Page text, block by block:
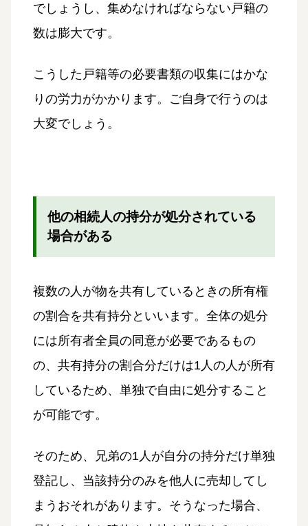
でしょうし、集めなければならない戸籍の
数は膨大です。
こうした戸籍等の必要書類の収集にはかな
りの労力がかかります。ご自身で行うのは
大変でしょう。
他の相続人の持分が処分されている
場合がある
複数の人が物を共有しているときの所有権
の割合を共有持分といいます。全体の処分
には所有者全員の同意が必要であるもの
の、共有持分の割合分だけは1人の人が所有
しているため、単独で自由に処分すること
が可能です。
そのため、兄弟の1人が自分の持分だけ単独
登記し、当該持分のみを他人に売却してし
まうおそれがあります。そうなった場合、